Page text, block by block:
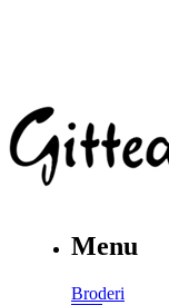
Menu
Broderi